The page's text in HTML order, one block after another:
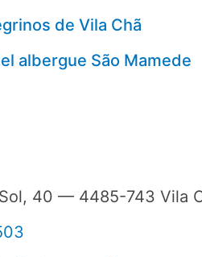
de Vila Chã
albergue São Mamede
40 — 4485-743 Vila